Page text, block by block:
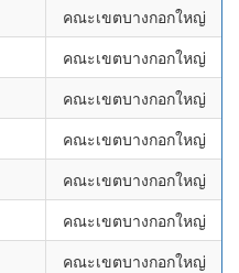
คณะเขตบางกอกใหญ่
คณะเขตบางกอกใหญ่
คณะเขตบางกอกใหญ่
คณะเขตบางกอกใหญ่
คณะเขตบางกอกใหญ่
คณะเขตบางกอกใหญ่
คณะเขตบางกอกใหญ่